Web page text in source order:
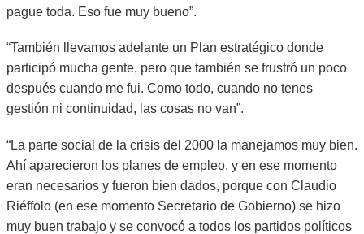
pague toda. Eso fue muy bueno”.
“También llevamos adelante un Plan estratégico donde
participó mucha gente, pero que también se frustró un poco
después cuando me fui. Como todo, cuando no tenes
gestión ni continuidad, las cosas no van”.
“La parte social de la crisis del 2000 la manejamos muy bien.
Ahí aparecieron los planes de empleo, y en ese momento
eran necesarios y fueron bien dados, porque con Claudio
Riéffolo (en ese momento Secretario de Gobierno) se hizo
muy buen trabajo y se convocó a todos los partidos políticos